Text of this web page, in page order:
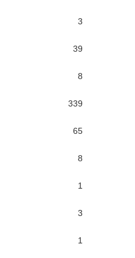
3
39
8
339
65
8
1
3
1